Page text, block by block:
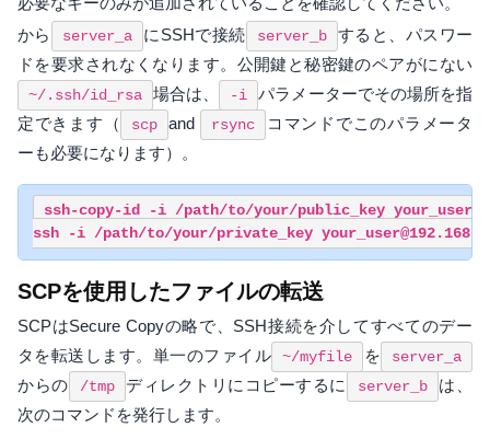
から
server_a にSSHで接続 server_b
すると、パスワー
ドを要求されなくなります。公開鍵と秘密鍵のペアがにない
~/.ssh/id_rsa 場合は、 -i
パラメーターでその場所を指
定できます（
scp and rsync
コマンドでこのパラメータ
ーも必要になります）。
ssh-copy-id -i /path/to/your/public_key
SCPを使用したファイルの転送
SCPはSecure Copyの略で、SSH接続を介してすべてのデー
タを転送します。単一のファイル
~/myfile を server_a
からの /tmp ディレクトリにコピーするに server_b
は、
次のコマンドを発行します。